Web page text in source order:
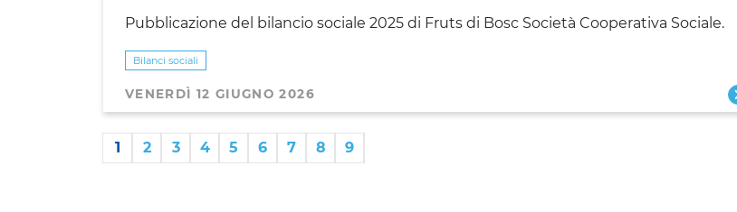
Pubblicazione del bilancio sociale 2025 di Fruts di Bosc Società Cooperativa Sociale.
Bilanci sociali
VENERDÌ 12 GIUGNO 2026
1 2 3 4 5 6 7 8 9